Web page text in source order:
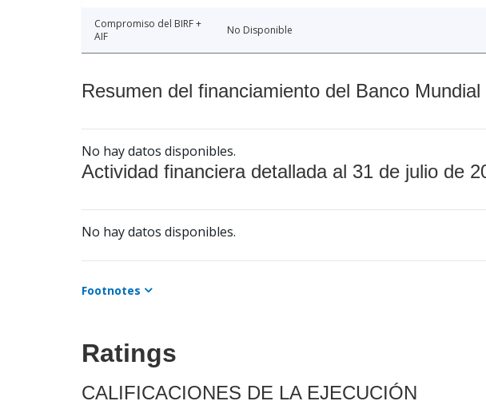
Compromiso del BIRF +
AIF
No Disponible
Resumen del financiamiento del Banco
No hay datos disponibles.
Actividad financiera detallada al 31 de julio de
No hay datos disponibles.
Footnotes
Ratings
CALIFICACIONES DE LA EJECUCIÓN